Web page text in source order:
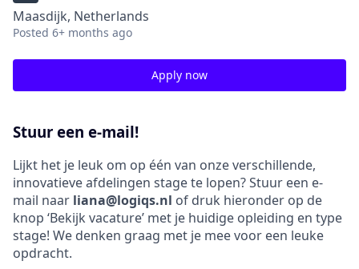
Maasdijk, Netherlands
Posted 6+ months ago
Apply now
Stuur een e-mail!
Lijkt het je leuk om op één van onze verschillende,
innovatieve afdelingen stage te lopen? Stuur een e-
mail naar liana@logiqs.nl of druk hieronder op de
knop ‘Bekijk vacature’ met je huidige opleiding en type
stage! We denken graag met je mee voor een leuke
opdracht.